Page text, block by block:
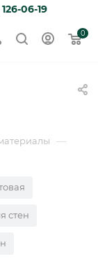
06-19
0
—
стен